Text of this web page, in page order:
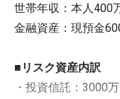
世帯年収：本人400
金融資産：現預金
■リスク資産内訳
・投資信託：3000